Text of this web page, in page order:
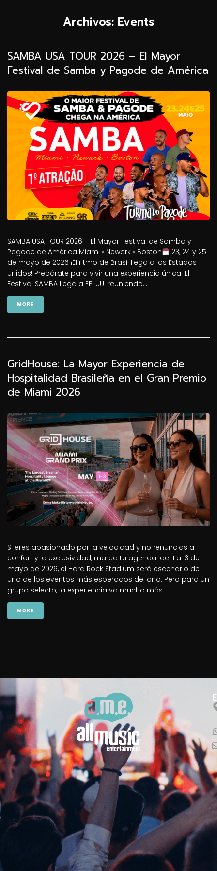
Archivos: Events
SAMBA USA TOUR 2026 – El Mayor
Festival de Samba y Pagode de América
SAMBA USA TOUR 2026 – El Mayor Festival de Samba y
Pagode de América Miami • Newark • Boston
23, 24 y 25
de mayo de 2026 ¡El ritmo de Brasil llega a los Estados
Unidos! Prepárate para vivir una experiencia única. El
Festival SAMBA llega a EE. UU. reuniendo...
MORE
GridHouse: La Mayor Experiencia de
Hospitalidad Brasileña en el Gran Premio
de Miami 2026
Si eres apasionado por la velocidad y no renuncias al
confort y la exclusividad, marca tu agenda: del 1 al 3 de
mayo de 2026, el Hard Rock Stadium será escenario de
uno de los eventos más esperados del año. Pero para un
grupo selecto, la experiencia va mucho más...
MORE